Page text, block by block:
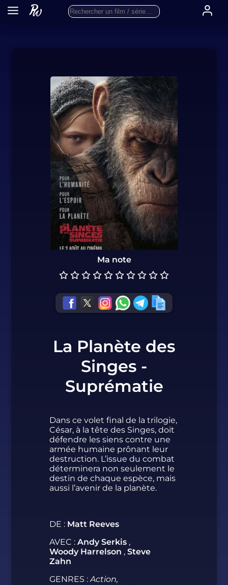
Ma note
La Planète des
Singes -
Suprématie
Dans ce volet final de la trilogie,
César, à la tête des Singes, doit
défendre les siens contre une
armée humaine prônant leur
destruction. L’issue du combat
déterminera non seulement le
destin de chaque espèce, mais
aussi l’avenir de la planète.
DE : Matt Reeves
AVEC : Andy Serkis ,
Woody Harrelson , Steve
Zahn
GENRES :Action,